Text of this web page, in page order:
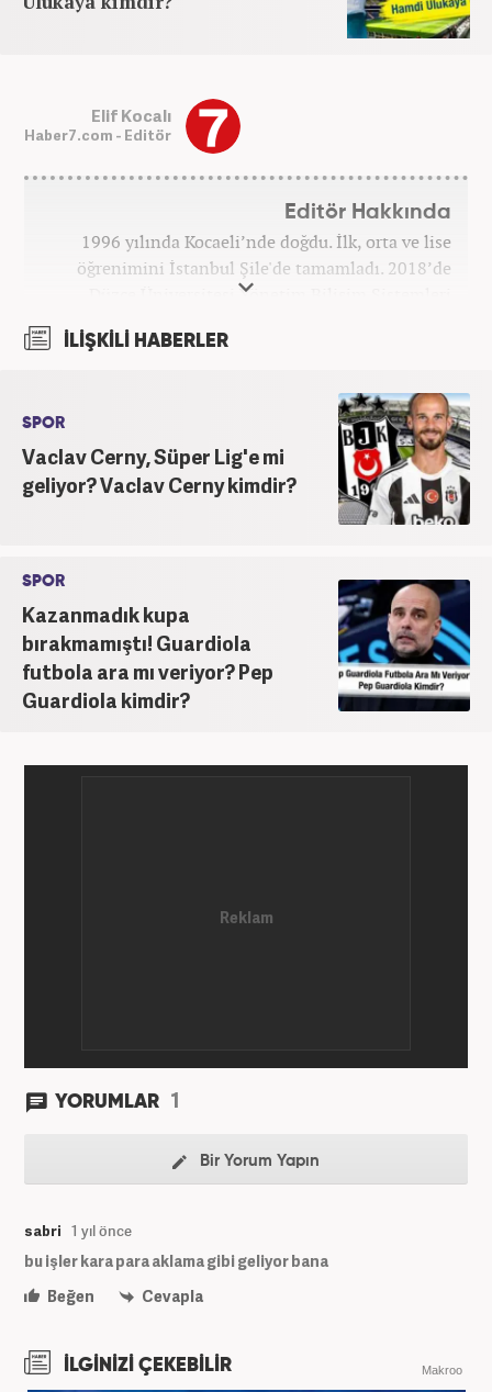
Elif Kocalı
Haber7.com - Editör
Editör Hakkında
1996 yılında Kocaeli’nde doğdu. İlk, orta ve lise
öğrenimini İstanbul Şile'de tamamladı. 2018’de
Düzce Üniversitesi Yönetim Bilişim Sistemleri
bağlı Haber7.com bünyesinde ‘SEO Editörü’
İLİŞKİLİ HABERLER
SPOR
Vaclav Cerny, Süper Lig'e mi
geliyor? Vaclav Cerny kimdir?
SPOR
Kazanmadık kupa
bırakmamıştı! Guardiola
futbola ara mı veriyor? Pep
Guardiola kimdir?
YORUMLAR 1
Bir Yorum Yapın
sabri 1 yıl önce
bu işler kara para aklama gibi geliyor bana
Beğen
Cevapla
İLGİNİZİ ÇEKEBİLİR Makroo